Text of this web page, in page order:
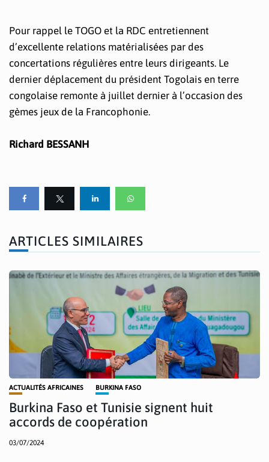
Pour rappel le TOGO et la RDC entretiennent
d’excellente relations matérialisées par des
concertations régulières entre leurs dirigeants. Le
dernier déplacement du président Togolais en terre
congolaise remonte à juillet dernier à l’occasion des
gèmes jeux de la Francophonie.
Richard BESSANH
ARTICLES SIMILAIRES
ACTUALITÉS AFRICAINES BURKINA FASO
Burkina Faso et Tunisie signent huit
accords de coopération
03/07/2024